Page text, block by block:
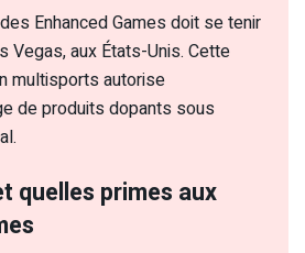
Enhanced Games doit se tenir
Vegas, aux États-Unis. Cette
multisports autorise
de produits dopants sous
quelles primes aux